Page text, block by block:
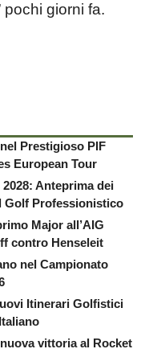
pochi giorni fa.
Prestigioso PIF
European Tour
Anteprima dei
Golf Professionistico
Major all’AIG
contro Henseleit
nel Campionato
Itinerari Golfistici
vittoria al Rocket